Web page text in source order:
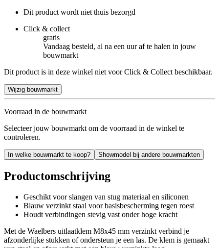
Dit product wordt niet thuis bezorgd
Click & collect
gratis
Vandaag besteld, al na een uur af te halen in jouw
bouwmarkt
Dit product is in deze winkel niet voor Click & Collect beschikbaar.
Wijzig bouwmarkt
Voorraad in de bouwmarkt
Selecteer jouw bouwmarkt om de voorraad in de winkel te
controleren.
In welke bouwmarkt te koop? Showmodel bij andere bouwmarkten
Productomschrijving
Geschikt voor slangen van stug materiaal en siliconen
Blauw verzinkt staal voor basisbescherming tegen roest
Houdt verbindingen stevig vast onder hoge kracht
Met de Waelbers uitlaatklem M8x45 mm verzinkt verbind je
afzonderlijke stukken of ondersteun je een las. De klem is gemaakt